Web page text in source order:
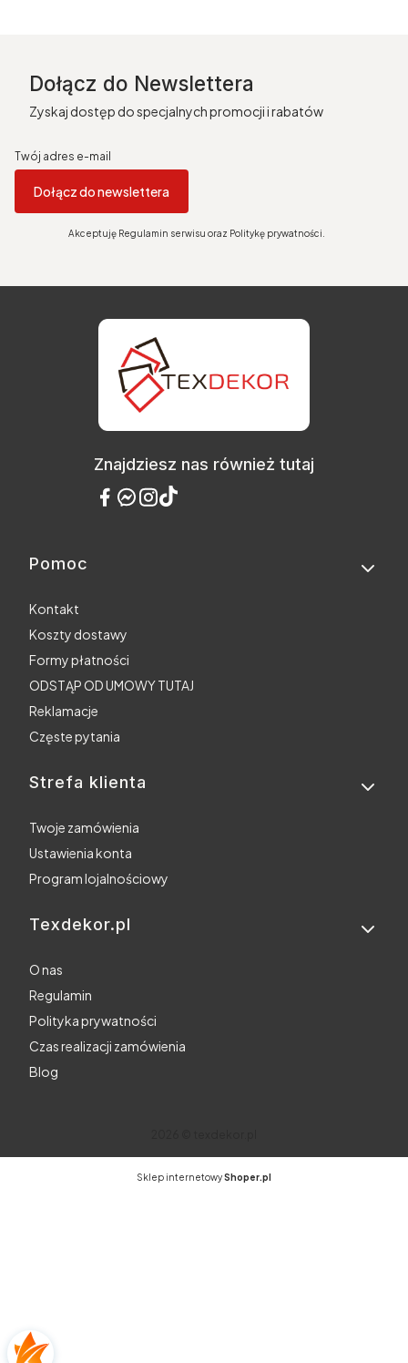
Dołącz do Newslettera
Zyskaj dostęp do specjalnych promocji i rabatów
Twój adres e-mail
Dołącz do newslettera
Akceptuję Regulamin serwisu oraz Politykę prywatności.
Znajdziesz nas również tutaj
Linki w stopce
Pomoc
Kontakt
Koszty dostawy
Formy płatności
ODSTĄP OD UMOWY TUTAJ
Reklamacje
Częste pytania
Strefa klienta
Twoje zamówienia
Ustawienia konta
Program lojalnościowy
Texdekor.pl
O nas
Regulamin
Polityka prywatności
Czas realizacji zamówienia
Blog
Sklep internetowyShoper.pl